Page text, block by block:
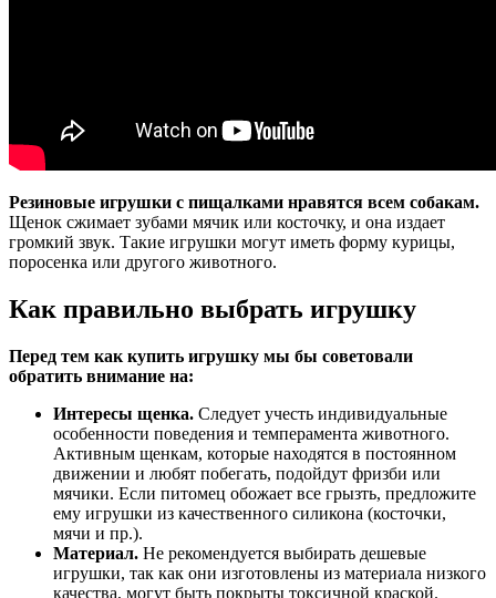
Резиновые игрушки с пищалками нравятся всем собакам.
Щенок сжимает зубами мячик или косточку, и она издает
громкий звук. Такие игрушки могут иметь форму курицы,
поросенка или другого животного.
Как правильно выбрать игрушку
Перед тем как купить игрушку мы бы советовали
обратить внимание на:
Интересы щенка. Следует учесть индивидуальные
особенности поведения и темперамента животного.
Активным щенкам, которые находятся в постоянном
движении и любят побегать, подойдут фризби или
мячики. Если питомец обожает все грызть, предложите
ему игрушки из качественного силикона (косточки,
мячи и пр.).
Материал. Не рекомендуется выбирать дешевые
игрушки, так как они изготовлены из материала низкого
качества, могут быть покрыты токсичной краской.